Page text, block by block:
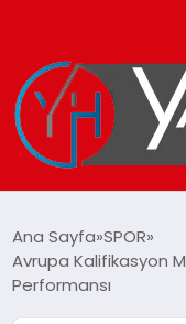
SPOR
Ana Sayfa SPOR
Avrupa Kalifikasyon
Performansı